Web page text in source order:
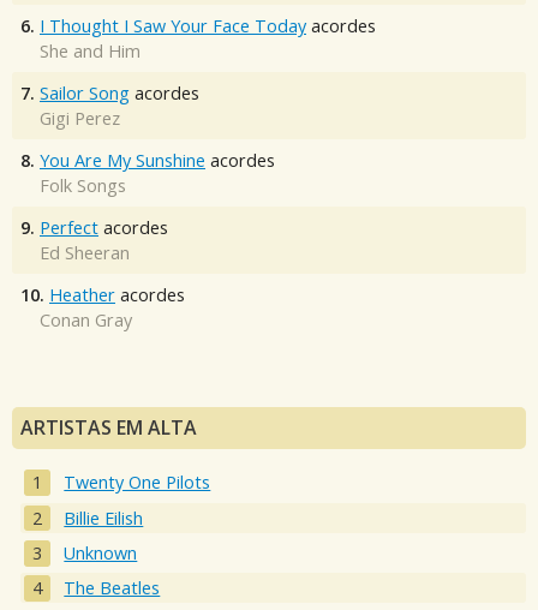
6. I Thought I Saw Your Face Today acordes
She and Him
7. Sailor Song acordes
Gigi Perez
8. You Are My Sunshine acordes
Folk Songs
9. Perfect acordes
Ed Sheeran
10. Heather acordes
Conan Gray
ARTISTAS EM ALTA
Twenty One Pilots
Billie Eilish
Unknown
The Beatles